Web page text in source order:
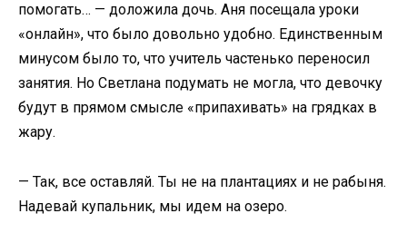
помогать… — доложила дочь. Аня посещала уроки
«онлайн», что было довольно удобно. Единственным
минусом было то, что учитель частенько переносил
занятия. Но Светлана подумать не могла, что девочку
будут в прямом смысле «припахивать» на грядках в
жару.
— Так, все оставляй. Ты не на плантациях и не рабыня.
Надевай купальник, мы идем на озеро.